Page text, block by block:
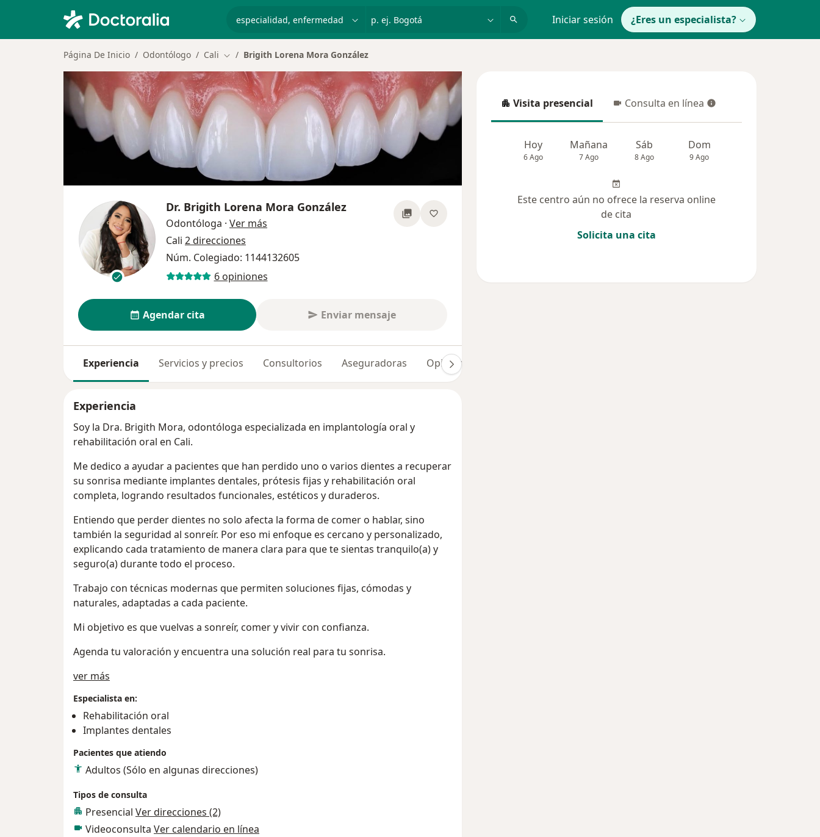
p. ej. Bogotá Iniciar sesión ¿Eres un especialista?
Página De Inicio Odontólogo Cali Cambiar de ciudad
Brigith Lorena Mora González
Dr. Brigith Lorena Mora González
Odontóloga · Ver más
Cali 2 direcciones
Núm. Colegiado: 1144132605
6 opiniones
Agendar cita Enviar mensaje
Experiencia Servicios y precios Consultorios Aseguradoras Opiniones (6)
Experiencia
Soy la Dra. Brigith Mora, odontóloga especializada en implantología oral y
rehabilitación oral en Cali.
Me dedico a ayudar a pacientes que han perdido uno o varios dientes a recuperar
su sonrisa mediante implantes dentales, prótesis fijas y rehabilitación oral
completa, logrando resultados funcionales, estéticos y duraderos.
Entiendo que perder dientes no solo afecta la forma de comer o hablar, sino
también la seguridad al sonreír. Por eso mi enfoque es cercano y personalizado,
explicando cada tratamiento de manera clara para que te sientas tranquilo(a) y
seguro(a) durante todo el proceso.
Trabajo con técnicas modernas que permiten soluciones fijas, cómodas y
naturales, adaptadas a cada paciente.
Mi objetivo es que vuelvas a sonreír, comer y vivir con confianza.
Agenda tu valoración y encuentra una solución real para tu sonrisa.
ver más
Especialista en:
Rehabilitación oral
Implantes dentales
Pacientes que atiendo
Adultos (Sólo en algunas direcciones)
Tipos de consulta
Presencial Ver direcciones (2)
Videoconsulta Ver calendario en línea
Visita presencial
Visita presencial Consulta en línea
Consulta en línea
Hoy
6 Ago
Mañana
7 Ago
Sáb
8 Ago
Dom
9 Ago
Este centro aún no ofrece la reserva online
de cita
Solicita una cita